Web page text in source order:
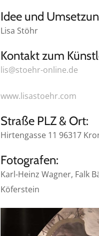
Idee und
Lisa Stöhr
Kontakt zum
lis@stoehr-online.de
www.lisastoehr.com
Straße PLZ & Ort:
Hirtengasse 11 96317
Fotografen:
Karl-Heinz Wagner, Falk
Köferstein